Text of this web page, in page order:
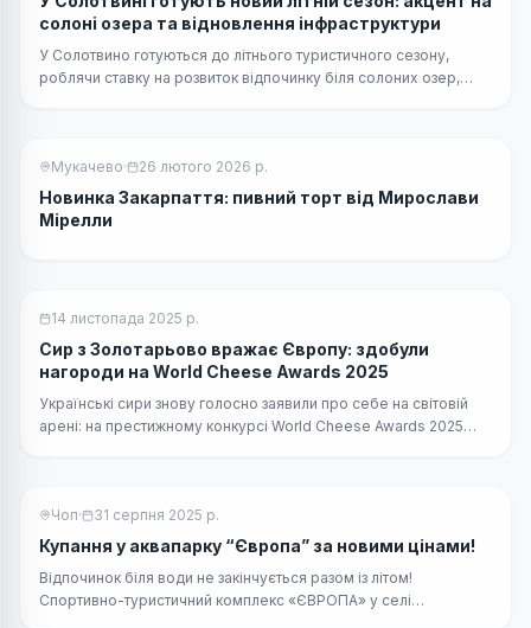
солоні озера та відновлення інфраструктури
У Солотвино готуються до літнього туристичного сезону,
роблячи ставку на розвиток відпочинку біля солоних озер,
Мукачево· 26 лютого 2026 р.
Новинка Закарпаття: пивний торт від Мирослави
Мірелли
14 листопада 2025 р.
Сир з Золотарьово вражає Європу: здобули
нагороди на World Cheese Awards 2025
Українські сири знову голосно заявили про себе на світовій
арені: на престижному конкурсі World Cheese Awards 2025
Чоп· 31 серпня 2025 р.
Купання у аквапарку “Європа” за новими цінами!
Відпочинок біля води не закінчується разом із літом!
Спортивно-туристичний комплекс «ЄВРОПА» у селі